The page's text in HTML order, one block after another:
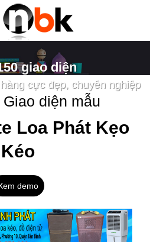
giao diện
cực đẹp, chuyên nghiệp
diện mẫu
Loa Phát Kẹo
Kéo
demo